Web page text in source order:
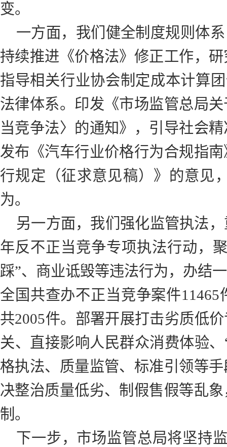
变。
一方面，我们健全制度规则体
持续推进《价格法》修正工作，
指导相关行业协会制定成本计算
法律体系。印发《市场监管总局
当竞争法〉的通知》，引导社会
发布《汽车行业价格行为合规指
行规定（征求意见稿）》的意见
为。
另一方面，我们强化监管执法
年反不正当竞争专项执法行动，
踩”、商业诋毁等违法行为，办结
全国共查办不正当竞争案件
共2005件。部署开展打击劣质低
关、直接影响人民群众消费体验
格执法、质量监管、标准引领等
决整治质量低劣、制假售假等乱
制。
下一步，市场监管总局将坚持